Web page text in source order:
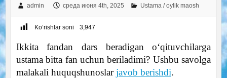
admin среда июня 4th, 2025 Ustama / oylik maosh
Ko‘rishlar soni 3,947
Ikkita fandan dars beradigan o‘qituvchilarga
ustama bitta fan uchun beriladimi? Ushbu savolga
malakali huquqshunoslarjavob berishdi.